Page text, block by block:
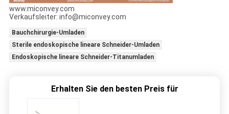
www.miconvey.com
Verkaufsleiter: info@miconvey.com
Bauchchirurgie-Umladen
Sterile endoskopische lineare Schneider-Umladen
Endoskopische lineare Schneider-Titanumladen
Erhalten Sie den besten Preis für